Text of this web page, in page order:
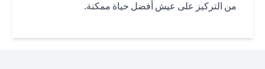
من التركيز على عيش أفضل حياة ممكنة.